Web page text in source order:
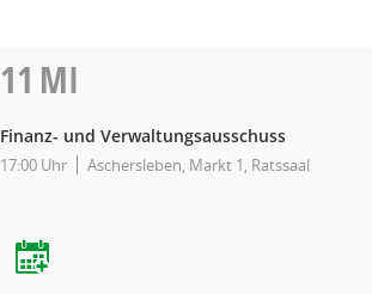
11 MI
Finanz- und Verwaltungsausschuss
17:00 Uhr Aschersleben, Markt 1, Ratssaal